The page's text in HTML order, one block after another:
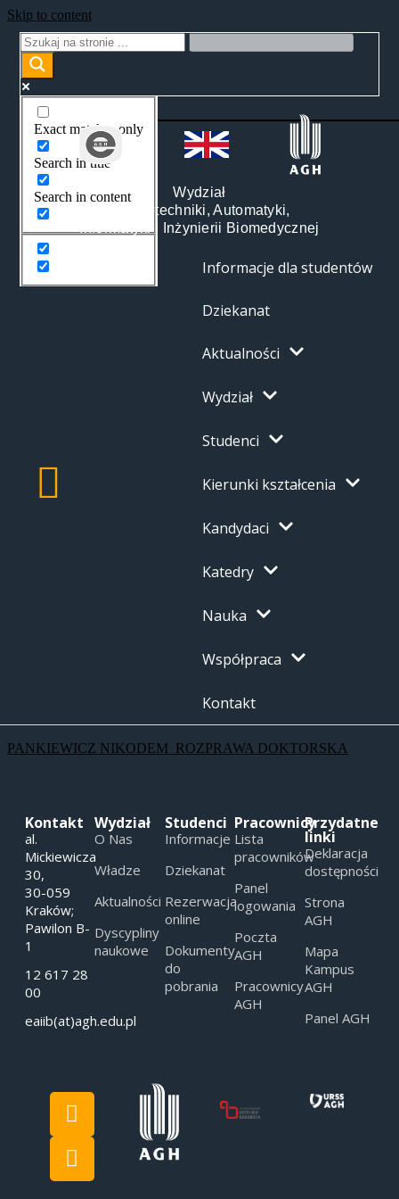
Skip to content
Exact matches only
Search in title
Search in content
Wydział
Elektrotechniki, Automatyki,
Informatyki i Inżynierii Biomedycznej
Informacje dla studentów
Dziekanat
Aktualności
Wydział
Studenci
Kierunki kształcenia
Kandydaci
Katedry
Nauka
Współpraca
Kontakt
PANKIEWICZ NIKODEM_ROZPRAWA DOKTORSKA
Kontakt
al.
Mickiewicza
30,
30-059
Kraków;
Pawilon B-
1
12 617 28
00
eaiib(at)agh.edu.pl
Wydział
O Nas
Władze
Aktualności
Dyscypliny
naukowe
Studenci
Informacje
Dziekanat
Rezerwacja
online
Dokumenty
do
pobrania
Pracownicy
Lista
pracowników
Panel
logowania
Poczta
AGH
Pracownicy
AGH
Przydatne
linki
Deklaracja
dostępności
Strona
AGH
Mapa
Kampus
AGH
Panel AGH